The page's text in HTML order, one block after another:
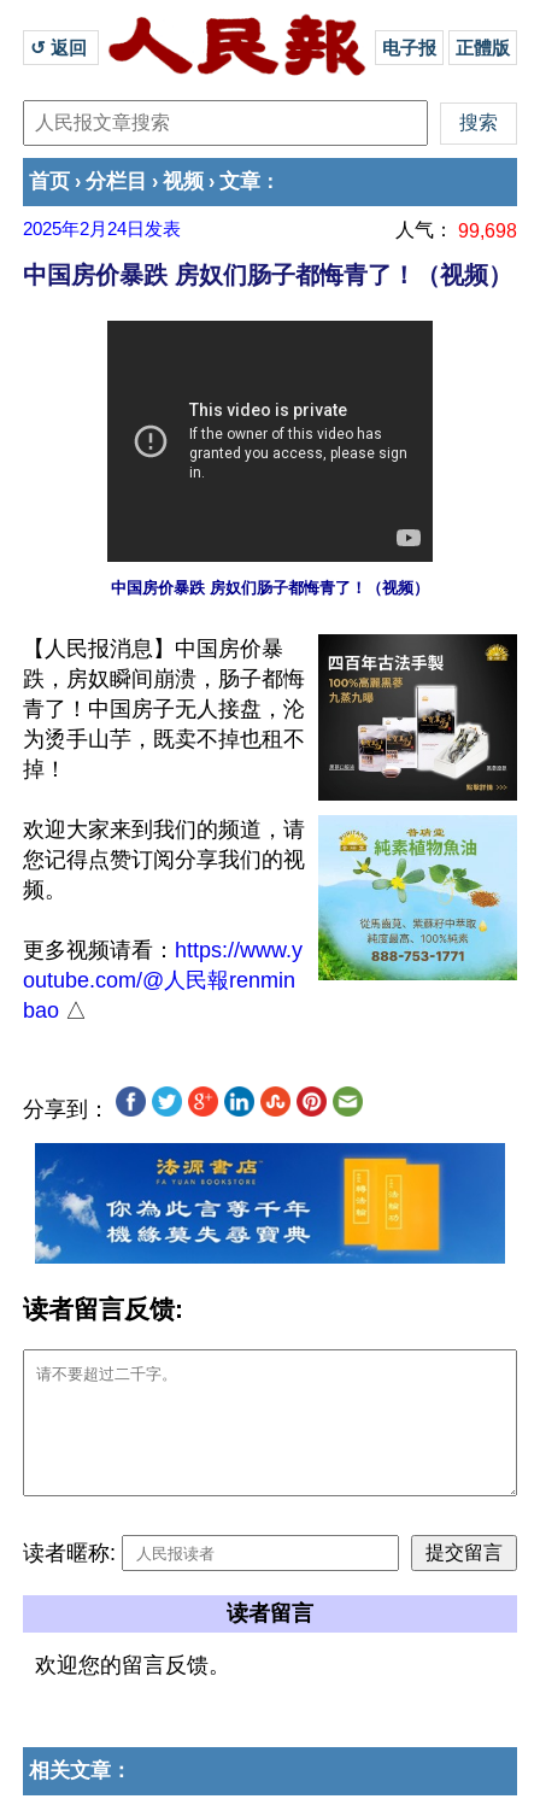
↺ 返回 电子报 正體版
首页 › 分栏目 › 视频 › 文章 ：
2025年2月24日 发表 人气： 99,698
中国房价暴跌 房奴们肠子都悔青了！（视频）
中国房价暴跌 房奴们肠子都悔青了！（视频）
【人民报消息】中国房价暴
跌，房奴瞬间崩溃，肠子都悔
青了！中国房子无人接盘，沦
为烫手山芋，既卖不掉也租不
掉！
欢迎大家来到我们的频道，请
您记得点赞订阅分享我们的视
频。
更多视频请看： https://www.y
outube.com/@人民報renmin
bao
分享到：
读者留言反馈:
读者暱称:
读者留言
欢迎您的留言反馈。
相关文章：